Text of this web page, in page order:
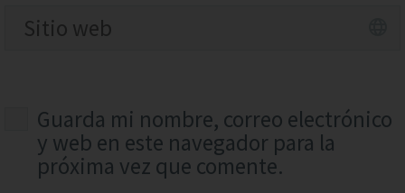
Guarda mi nombre, correo electrónico
y web en este navegador para la
próxima vez que comente.